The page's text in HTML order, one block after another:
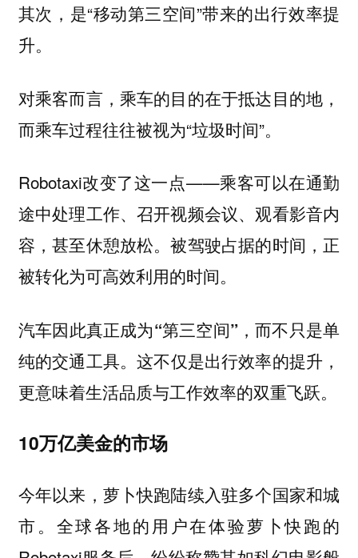
其次，是“移动第三空间”带来的出行效率提
升。
对乘客而言，乘车的目的在于抵达目的地，
而乘车过程往往被视为“垃圾时间”。
Robotaxi改变了这一点——乘客可以在通勤
途中处理工作、召开视频会议、观看影音内
容，甚至休憩放松。被驾驶占据的时间，正
被转化为可高效利用的时间。
汽车因此真正成为“第三空间”，而不只是单
纯的交通工具。这不仅是出行效率的提升，
更意味着生活品质与工作效率的双重飞跃。
10万亿美金的市场
今年以来，萝卜快跑陆续入驻多个国家和城
市。全球各地的用户在体验萝卜快跑的